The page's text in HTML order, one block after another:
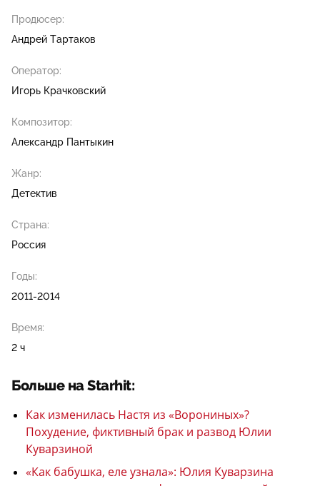
Продюсер:
Андрей Тартаков
Оператор:
Игорь Крачковский
Композитор:
Александр Пантыкин
Жанр:
Детектив
Страна:
Россия
Годы:
2011-2014
Время:
2 ч
Больше на Starhit:
Как изменилась Настя из «Ворониных»?
Похудение, фиктивный брак и развод Юлии
Куварзиной
«Как бабушка, еле узнала»: Юлия Куварзина